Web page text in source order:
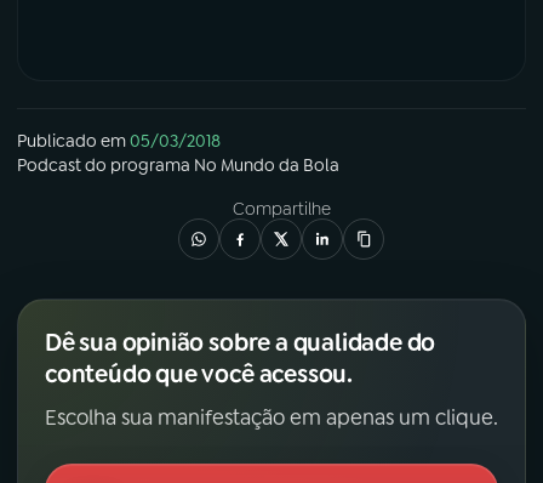
Publicado em05/03/2018
Podcastdo programa No Mundo da Bola
Compartilhe
Dê sua opinião sobre a qualidade do
conteúdo que você acessou.
Escolha sua manifestação em apenas um clique.